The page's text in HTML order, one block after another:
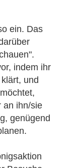
ein. Das
indem ihr
und
an ihn/sie
genügend